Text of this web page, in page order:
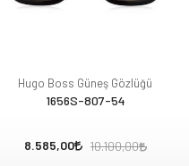
Hugo Boss Güneş Gözlüğü
1656S-807-54
8.585,00 10.100,00